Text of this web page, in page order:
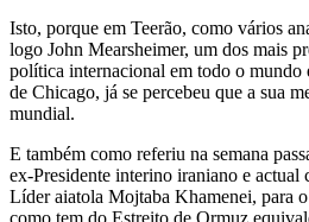
Isto, porque em Teerão, como vários
logo John Mearsheimer, um dos mais
política internacional em todo o mundo
de Chicago, já se percebeu que a sua
mundial.
E também como referiu na semana
ex-Presidente interino iraniano e actual
Líder aiatola Mojtaba Khamenei, para
como tem do Estreito de Ormuz